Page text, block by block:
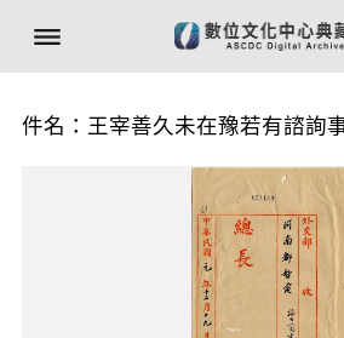
件名：王宰善久未在豫若有諮詢